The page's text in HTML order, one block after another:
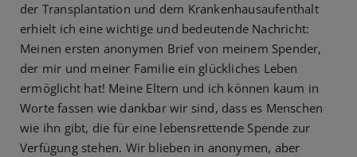
der Transplantation und dem Krankenhausaufenthalt
erhielt ich eine wichtige und bedeutende Nachricht:
Meinen ersten anonymen Brief von meinem Spender,
der mir und meiner Familie ein glückliches Leben
ermöglicht hat! Meine Eltern und ich können kaum in
Worte fassen wie dankbar wir sind, dass es Menschen
wie ihn gibt, die für eine lebensrettende Spende zur
Verfügung stehen. Wir blieben in anonymen, aber